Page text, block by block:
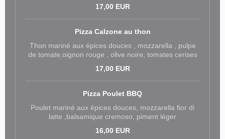
17,00 EUR
Pizza Calzone au thon
Thon mariné aux épices douces , mozzarella , pulpe
de tomate,oignon rouge , olive noire, tomates cerises
17,00 EUR
Pizza Poulet BBQ
Poulet mariné aux épices douces, mozzarella fior di
latte ,balsamique cremoso, piment léger
16,00 EUR